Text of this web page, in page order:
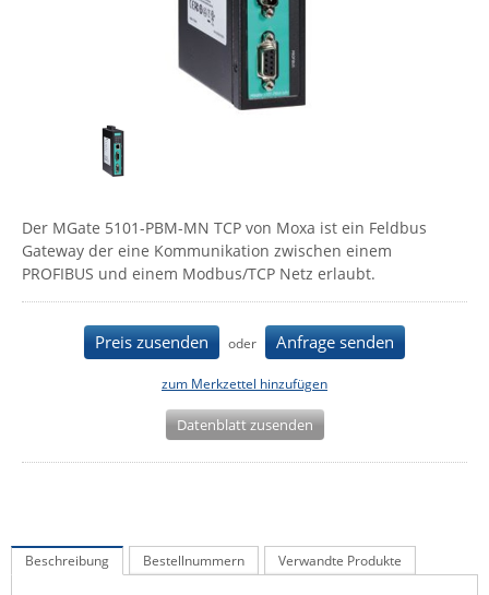
IPC, Industrielle Netzwerktechnik & WLAN
Industrielle Netzwerktechnik / Kommunikation
Wi-Fi - WLAN - Wireless
Serverräume
RMA / Rücksendung / Support
Contemporary Controls
Enginko - mcf88
Fokus Technologies
Gefen
Guntermann & Drunck
Ihse
Der MGate 5101-PBM-MN TCP von Moxa ist ein Feldbus
Gateway der eine Kommunikation zwischen einem
PROFIBUS und einem Modbus/TCP Netz erlaubt.
Preis zusenden oder Anfrage senden
zum Merkzettel hinzufügen
Datenblatt zusenden
Beschreibung Bestellnummern Verwandte Produkte